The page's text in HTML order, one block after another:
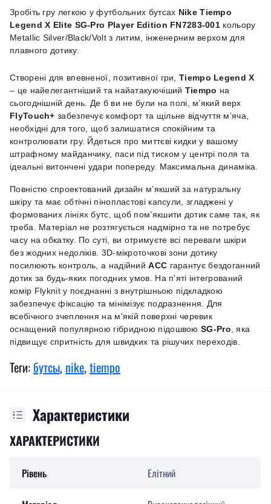
Зробіть гру легкою у футбольних бутсах Nike Tiempo
Legend X Elite SG-Pro Player Edition FN7283-001 кольору
Metallic Silver/Black/Volt з литим, інженерним верхом для
плавного дотику.
Створені для впевненої, позитивної гри, Tiempo Legend X
– це найелегантніший та найатакуючіший Tiempo на
сьогоднішній день. Де б ви не були на полі, м’який верх
FlyTouch+ забезпечує комфорт та щільне відчуття м’яча,
необхідні для того, щоб залишатися спокійним та
контролювати гру. Йдеться про миттєві кидки у вашому
штрафному майданчику, паси під тиском у центрі поля та
ідеальні витончені удари попереду. Максимальна динаміка.
Повністю спроектований дизайн м’якший за натуральну
шкіру та має обтічні пінопластові капсули, згладжені у
формованих лініях бутс, щоб пом’якшити дотик саме так, як
треба. Матеріал не розтягується надмірно та не потребує
часу на обкатку. По суті, ви отримуєте всі переваги шкіри
без жодних недоліків. 3D-мікроточкові зони дотику
посилюють контроль, а надійний ACC гарантує бездоганний
дотик за будь-яких погодних умов. На п'яті інтегрований
комір Flyknit у поєднанні з внутрішньою підкладкою
забезпечує фіксацію та мінімізує подразнення. Для
всебічного зчеплення на м'якій поверхні черевик
оснащений популярною гібридною підошвою SG-Pro , яка
підвищує спритність для швидких та рішучих переходів.
Теги: бутсы, nike, tiempo
Характеристики
ХАРАКТЕРИСТИКИ
Рівень Елітний